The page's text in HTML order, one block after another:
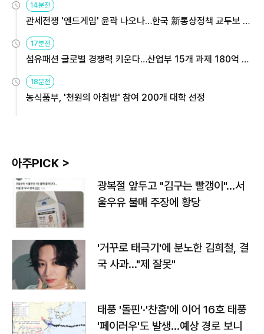
14분전
관세전쟁 '엔드게임' 윤곽 나오나…한국 新통상정책 교두보 활
17분전
섬유패션 글로벌 경쟁력 키운다…산업부 15개 과제 180억 지
18분전
농식품부, '천원의 아침밥' 참여 200개 대학 선정
아주PICK >
광복절 앞두고 "김구는 빨갱이"…서
울우유 불매 주장에 황당
'거꾸로 태극기'에 분노한 김희철, 결
국 사과…"제 잘못"
태풍 '돌핀'·'찬홈'에 이어 16호 태풍
'페이러우'도 발생…예상 경로 보니